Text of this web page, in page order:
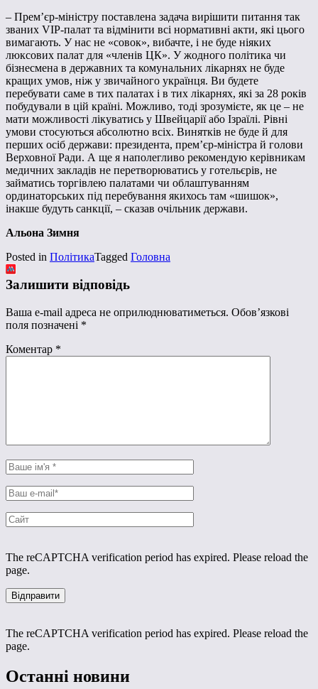
– Прем’єр-міністру поставлена задача вирішити питання так
званих VIP-палат та відмінити всі нормативні акти, які цього
вимагають. У нас не «совок», вибачте, і не буде ніяких
люксових палат для «членів ЦК». У жодного політика чи
бізнесмена в державних та комунальних лікарнях не буде
кращих умов, ніж у звичайного українця. Ви будете
перебувати саме в тих палатах і в тих лікарнях, які за 28 років
побудували в цій країні. Можливо, тоді зрозумієте, як це – не
мати можливості лікуватись у Швейцарії або Ізраїлі. Рівні
умови стосуються абсолютно всіх. Винятків не буде й для
перших осіб держави: президента, прем’єр-міністра й голови
Верховної Ради. А ще я наполегливо рекомендую керівникам
медичних закладів не перетворюватись у готельєрів, не
займатись торгівлею палатами чи облаштуванням
ординаторських під перебування якихось там «шишок»,
інакше будуть санкції, – сказав очільник держави.
Альона Зимня
Posted in ПолітикаTagged Головна
Залишити відповідь
Ваша e-mail адреса не оприлюднюватиметься. Обов’язкові
поля позначені *
Коментар *
The reCAPTCHA verification period has expired. Please reload the
page.
The reCAPTCHA verification period has expired. Please reload the
page.
Останні новини